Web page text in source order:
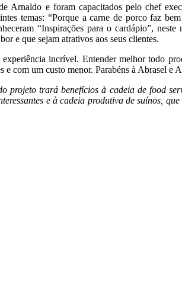
Arnaldo e foram capacitados pelo chef
temas: “Porque a carne de porco faz
“Inspirações para o cardápio”,
e que sejam atrativos aos seus clientes.
incrível. Entender melhor todo
e com um custo menor. Parabéns à Abrasel
projeto trará benefícios à cadeia de food
e à cadeia produtiva de suínos,